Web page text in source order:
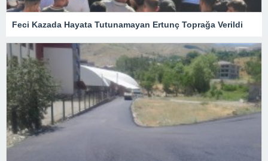
Feci Kazada Hayata Tutunamayan Ertunç Toprağa Verildi